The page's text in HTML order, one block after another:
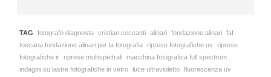
TAG fotografo diagnosta cristian ceccanti alinari fondazione alinari faf
toscana fondazione alinari per la fotografia riprese fotografiche uv riprese
fotografiche ir riprese multispettrali macchina fotografica full spectrum
indagini su lastre fotografiche in vetro luce ultravioletto fluorescenza uv